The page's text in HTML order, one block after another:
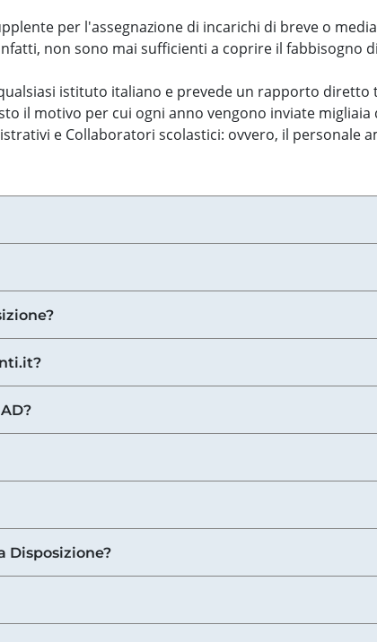
per l'assegnazione di incarichi di breve o
non sono mai sufficienti a coprire il fabbisogno
istituto italiano e prevede un rapporto diretto
il motivo per cui ogni anno vengono inviate
e Collaboratori scolastici: ovvero, il personale
Disposizione?